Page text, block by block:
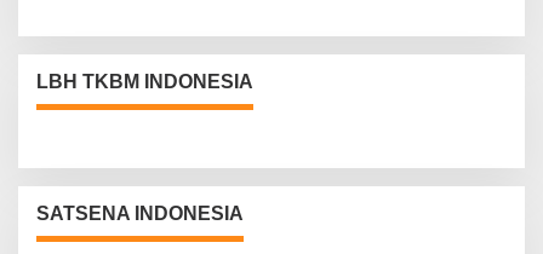
LBH TKBM INDONESIA
SATSENA INDONESIA